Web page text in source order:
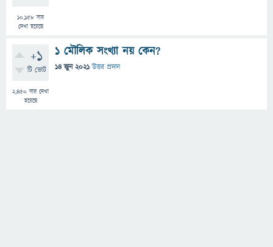
10,158 বার
দেখা হয়েছে
+1
টি ভোট
2,450 বার দেখা
হয়েছে
১ মৌলিক সংখ্যা নয় কেন?
14 জুন 2021 উত্তর প্রদান